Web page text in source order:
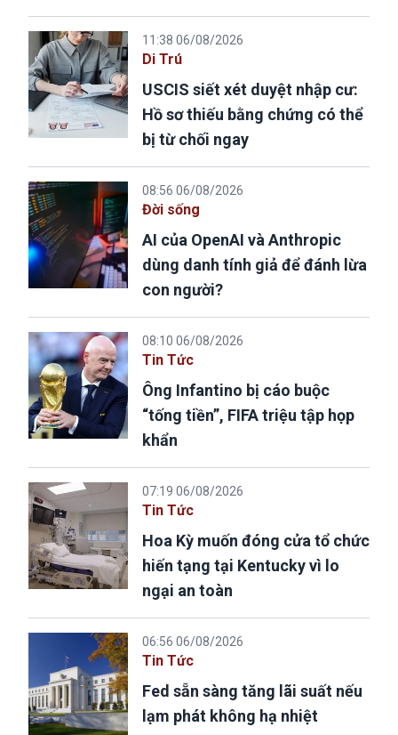
11:38 06/08/2026
Di Trú
USCIS siết xét duyệt nhập cư:
Hồ sơ thiếu bằng chứng có thể
bị từ chối ngay
08:56 06/08/2026
Đời sống
AI của OpenAI và Anthropic
dùng danh tính giả để đánh lừa
con người?
08:10 06/08/2026
Tin Tức
Ông Infantino bị cáo buộc
“tống tiền”, FIFA triệu tập họp
khẩn
07:19 06/08/2026
Tin Tức
Hoa Kỳ muốn đóng cửa tổ chức
hiến tạng tại Kentucky vì lo
ngại an toàn
06:56 06/08/2026
Tin Tức
Fed sẵn sàng tăng lãi suất nếu
lạm phát không hạ nhiệt